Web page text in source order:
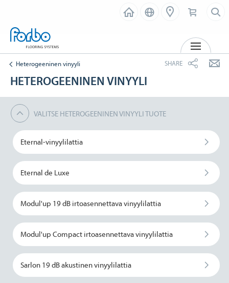
Heterogeeninen vinyyli SHARE
HETEROGEENINEN VINYYLI
VALITSE HETEROGEENINEN VINYYLI TUOTE
Eternal-vinyylilattia
Eternal de Luxe
Modul'up 19 dB irtoasennettava vinyylilattia
Modul'up Compact irtoasennettava vinyylilattia
Sarlon 19 dB akustinen vinyylilattia